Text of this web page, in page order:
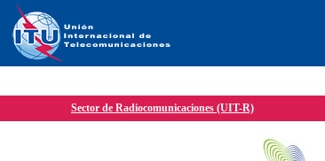
Sector de Radiocomunicaciones (UIT-R)